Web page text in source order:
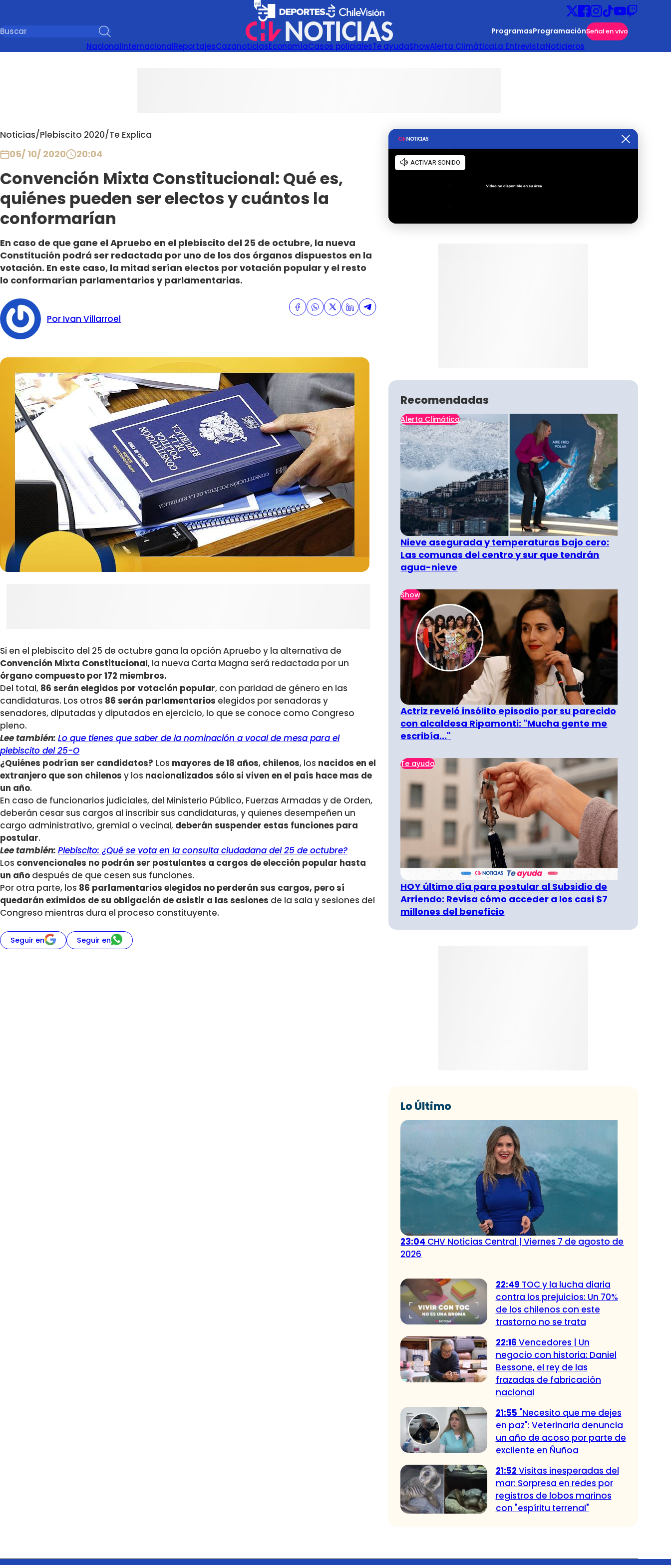
ProgramasProgramaciónSeñal en vivo
NacionalInternacionalReportajesCazanoticiasEconomíaCasos policialesTe ayudaShowAlerta ClimáticaLa EntrevistaNoticieros
Noticias/Plebiscito 2020/Te Explica
05/ 10/ 2020 20:04
Convención Mixta Constitucional: Qué es,
quiénes pueden ser electos y cuántos la
conformarían
En caso de que gane el Apruebo en el plebiscito del 25 de octubre, la nueva
Constitución podrá ser redactada por uno de los dos órganos dispuestos en la
votación. En este caso, la mitad serían electos por votación popular y el resto
lo conformarían parlamentarios y parlamentarias.
Por Ivan Villarroel
Si en el plebiscito del 25 de octubre gana la opción Apruebo y la alternativa de
Convención Mixta Constitucional, la nueva Carta Magna será redactada por un
órgano compuesto por 172 miembros.
Del total, 86 serán elegidos por votación popular, con paridad de género en las
candidaturas. Los otros 86 serán parlamentarios elegidos por senadoras y
senadores, diputadas y diputados en ejercicio, lo que se conoce como Congreso
pleno.
Lee también: Lo que tienes que saber de la nominación a vocal de mesa para el
plebiscito del 25-O
¿Quiénes podrían ser candidatos? Los mayores de 18 años, chilenos, los nacidos en el
extranjero que son chilenos y los nacionalizados sólo si viven en el país hace mas de
un año.
En caso de funcionarios judiciales, del Ministerio Público, Fuerzas Armadas y de Orden,
deberán cesar sus cargos al inscribir sus candidaturas, y quienes desempeñen un
cargo administrativo, gremial o vecinal, deberán suspender estas funciones para
postular.
Lee también: Plebiscito: ¿Qué se vota en la consulta ciudadana del 25 de octubre?
Los convencionales no podrán ser postulantes a cargos de elección popular hasta
un año después de que cesen sus funciones.
Por otra parte, los 86 parlamentarios elegidos no perderán sus cargos, pero sí
quedarán eximidos de su obligación de asistir a las sesiones de la sala y sesiones del
Congreso mientras dura el proceso constituyente.
Seguir en Seguir en
Recomendadas
Alerta Climática
Nieve asegurada y temperaturas bajo cero:
Las comunas del centro y sur que tendrán
agua-nieve
Show
Actriz reveló insólito episodio por su parecido
con alcaldesa Ripamonti: "Mucha gente me
escribía..."
Te ayuda
HOY último día para postular al Subsidio de
Arriendo: Revisa cómo acceder a los casi $7
millones del beneficio
Lo Último
23:04 CHV Noticias Central | Viernes 7 de agosto de
2026
22:49 TOC y la lucha diaria
contra los prejuicios: Un 70%
de los chilenos con este
trastorno no se trata
22:16 Vencedores | Un
negocio con historia: Daniel
Bessone, el rey de las
frazadas de fabricación
nacional
21:55 "Necesito que me dejes
en paz": Veterinaria denuncia
un año de acoso por parte de
excliente en Ñuñoa
21:52 Visitas inesperadas del
mar: Sorpresa en redes por
registros de lobos marinos
con "espíritu terrenal"